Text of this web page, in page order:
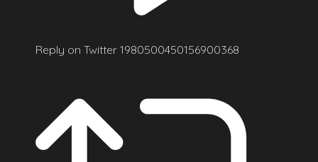
Reply on Twitter 1980500450156900368